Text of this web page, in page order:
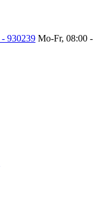
930239 Mo-Fr, 08:00 -